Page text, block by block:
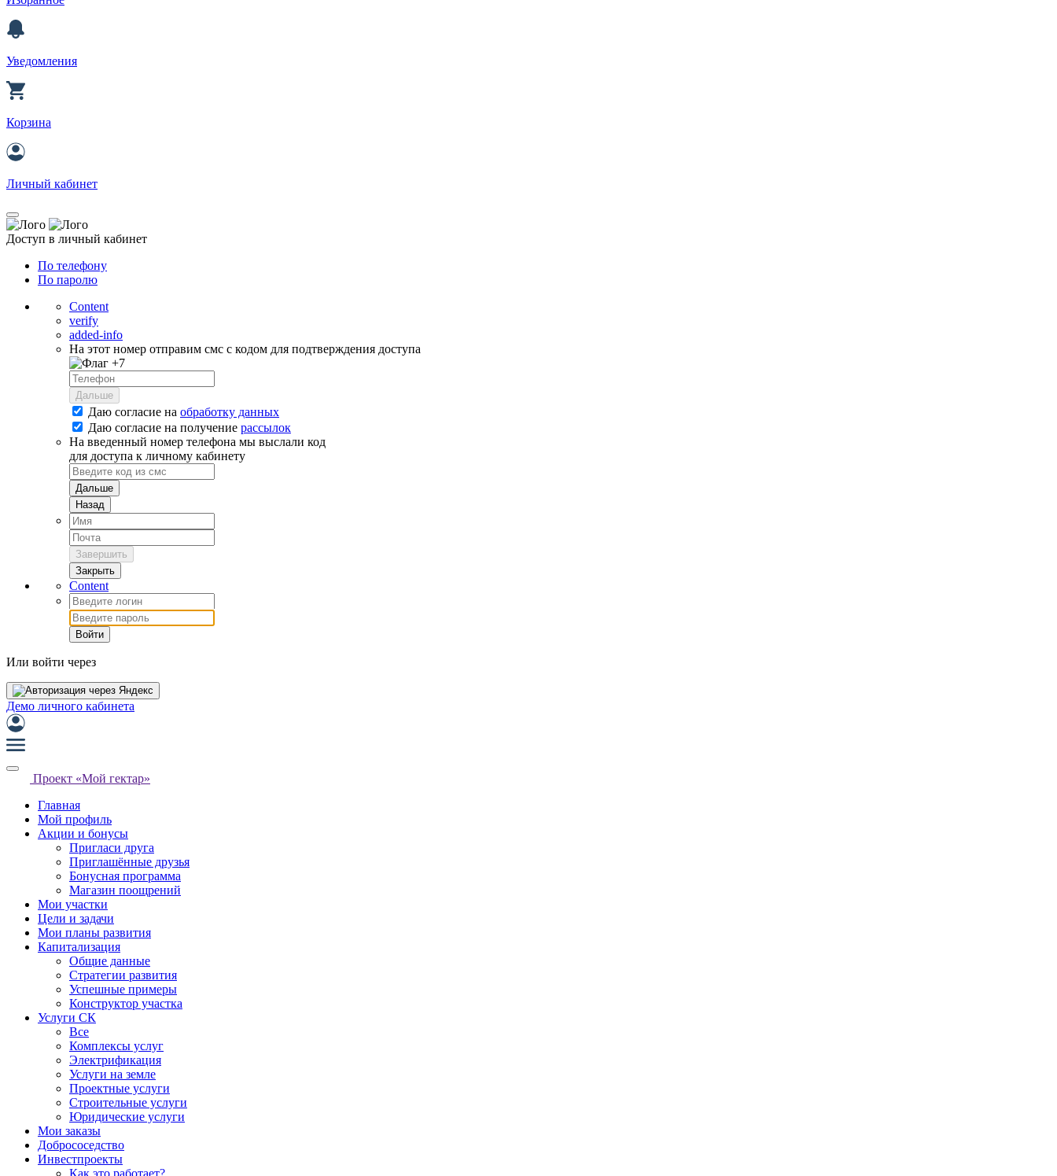
Уведомления
Корзина
Личный кабинет
Доступ в личный кабинет
По телефону
По паролю
Content
verify
added-info
На этот номер отправим смс с кодом для подтверждения доступа
+7
Дальше
Даю согласие на обработку данных
Даю согласие на получение рассылок
На введенный номер телефона мы выслали код
для доступа к личному кабинету
Дальше
Назад
Завершить
Закрыть
Content
Войти
Или войти через
Демо личного кабинета
Проект «Мой гектар»
Главная
Мой профиль
Акции и бонусы
Пригласи друга
Приглашённые друзья
Бонусная программа
Магазин поощрений
Мои участки
Цели и задачи
Мои планы развития
Капитализация
Общие данные
Стратегии развития
Успешные примеры
Конструктор участка
Услуги СК
Все
Комплексы услуг
Электрификация
Услуги на земле
Проектные услуги
Строительные услуги
Юридические услуги
Мои заказы
Добрососедство
Инвестпроекты
Как это работает?